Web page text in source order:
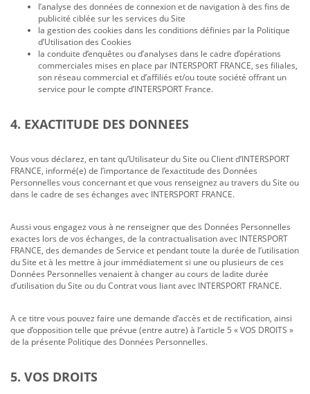
l’analyse des données de connexion et de navigation à des fins de
publicité ciblée sur les services du Site
la gestion des cookies dans les conditions définies par la Politique
d’Utilisation des Cookies
la conduite d’enquêtes ou d’analyses dans le cadre d’opérations
commerciales mises en place par INTERSPORT FRANCE, ses filiales,
son réseau commercial et d’affiliés et/ou toute société offrant un
service pour le compte d’INTERSPORT France.
4. EXACTITUDE DES DONNEES
Vous vous déclarez, en tant qu’Utilisateur du Site ou Client d’INTERSPORT
FRANCE, informé(e) de l’importance de l’exactitude des Données
Personnelles vous concernant et que vous renseignez au travers du Site ou
dans le cadre de ses échanges avec INTERSPORT FRANCE.
Aussi vous engagez vous à ne renseigner que des Données Personnelles
exactes lors de vos échanges, de la contractualisation avec INTERSPORT
FRANCE, des demandes de Service et pendant toute la durée de l’utilisation
du Site et à les mettre à jour immédiatement si une ou plusieurs de ces
Données Personnelles venaient à changer au cours de ladite durée
d’utilisation du Site ou du Contrat vous liant avec INTERSPORT FRANCE.
A ce titre vous pouvez faire une demande d’accès et de rectification, ainsi
que d’opposition telle que prévue (entre autre) à l’article 5 « VOS DROITS »
de la présente Politique des Données Personnelles.
5. VOS DROITS